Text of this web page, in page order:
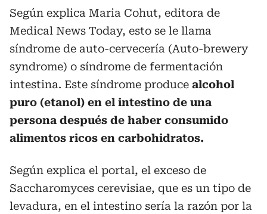
Según explica Maria Cohut, editora de
Medical News Today, esto se le llama
síndrome de auto-cervecería (Auto-brewery
syndrome) o síndrome de fermentación
intestina. Este síndrome produce alcohol
puro (etanol) en el intestino de una
persona después de haber consumido
alimentos ricos en carbohidratos.
Según explica el portal, el exceso de
Saccharomyces cerevisiae, que es un tipo de
levadura, en el intestino sería la razón por la